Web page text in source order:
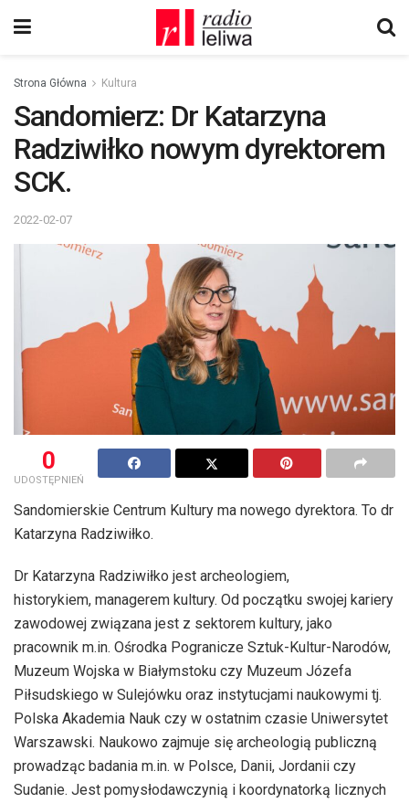
Strona Główna Kultura
Sandomierz: Dr Katarzyna
Radziwiłko nowym dyrektorem
SCK.
2022-02-07
0
UDOSTĘPNIEŃ
Sandomierskie Centrum Kultury ma nowego dyrektora. To dr
Katarzyna Radziwiłko.
Dr Katarzyna Radziwiłko jest archeologiem,
historykiem, managerem kultury. Od początku swojej kariery
zawodowej związana jest z sektorem kultury, jako
pracownik m.in. Ośrodka Pogranicze Sztuk-Kultur-Narodów,
Muzeum Wojska w Białymstoku czy Muzeum Józefa
Piłsudskiego w Sulejówku oraz instytucjami naukowymi tj.
Polska Akademia Nauk czy w ostatnim czasie Uniwersytet
Warszawski. Naukowo zajmuje się archeologią publiczną
prowadząc badania m.in. w Polsce, Danii, Jordanii czy
Sudanie. Jest pomysłodawczynią i koordynatorką licznych